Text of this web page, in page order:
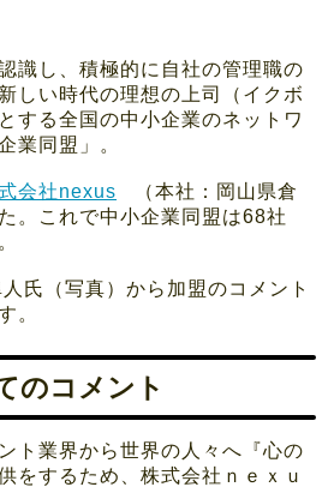
識し、積極的に自社の管理職の
しい時代の理想の上司（イクボ
する全国の中小企業のネットワ
業同盟」。
会社nexus
（本社：岡山県倉
。これで中小企業同盟は68社
氏（写真）から加盟のコメント
。
のコメント
ト業界から世界の人々へ『心の
をするため、株式会社ｎｅｘｕ